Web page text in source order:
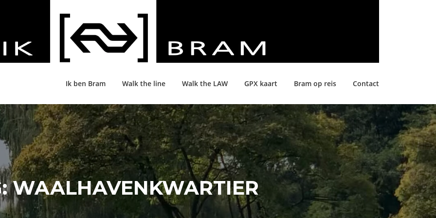
Ik ben Bram Walk the line Walk the LAW GPX kaart Bram op reis Contact
WAALHAVENKWARTIER